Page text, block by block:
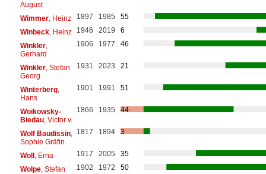
August
Wimmer, Heinz 1897 1985
55
Winbeck, Heinz 1946 2019
6
Winkler,
Gerhard
1906 1977 46
Winkler, Stefan
Georg
1931 2023 21
Winterberg,
Hans
1901 1991 51
Woikowsky-
Biedau, Victor v.
1866 1935 44
Wolf Baudissin,
Sophie Gräfin
1817 1894 3
Woll, Erna 1917 2005
35
Wolpe, Stefan 1902 1972
50